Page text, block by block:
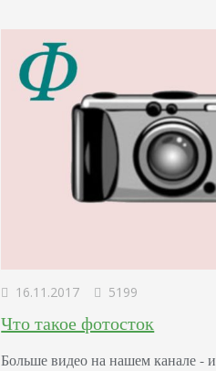
16.11.2017 5199
Что такое фотосток
Больше видео на нашем канале -